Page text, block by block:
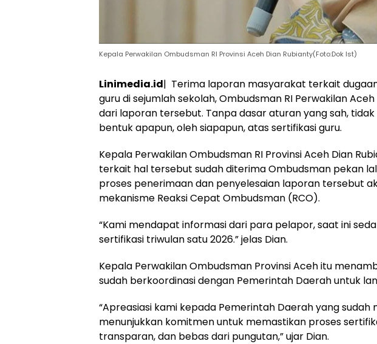
Kepala Perwakilan Ombudsman RI Provinsi Aceh Dian Rubianty(Foto:Dok Ist)
Linimedia.id| Terima laporan masyarakat terkait
guru di sejumlah sekolah, Ombudsman RI Perwakilan
dari laporan tersebut. Tanpa dasar aturan yang sah,
bentuk apapun, oleh siapapun, atas sertifikasi guru.
Kepala Perwakilan Ombudsman RI Provinsi Aceh Dian
terkait hal tersebut sudah diterima Ombudsman pekan
proses penerimaan dan penyelesaian laporan tersebut
mekanisme Reaksi Cepat Ombudsman (RCO).
“Kami mendapat informasi dari para pelapor, saat ini
sertifikasi triwulan satu 2026.” jelas Dian.
Kepala Perwakilan Ombudsman Provinsi Aceh itu
sudah berkoordinasi dengan Pemerintah Daerah untuk
“Apreasiasi kami kepada Pemerintah Daerah yang sudah
menunjukkan komitmen untuk memastikan proses
transparan, dan bebas dari pungutan,” ujar Dian.